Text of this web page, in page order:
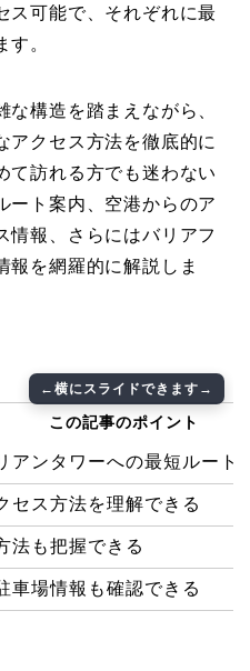
ス可能で、それぞれに最
。
構造を踏まえながら、
アクセス方法を徹底的に
て訪れる方でも迷わない
ート案内、空港からのア
情報、さらにはバリアフ
報を網羅的に解説しま
この記事のポイント
アンタワーへの最短ルート
セス方法を理解できる
法も把握できる
車場情報も確認できる